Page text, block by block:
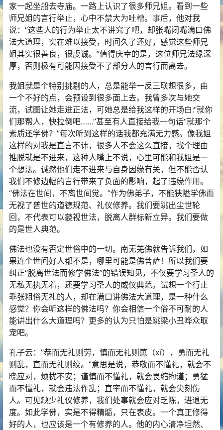
家一起坐船去寺庙。一路上认识了很多师兄姐。看到一些
师兄姐的言行举止，心中不禁大为吐槽。事后，他对我
说：“这些人的行为举止太不讲究了吧，却张嘴闭嘴满口佛
法大道理，实在难以接受，时间久了还好，感觉这些师兄
姐其实很善良，很虔诚。”值得庆幸的是，这位师兄法缘深
厚，否则极有可能因接受不了部分人的言行而离去。
我姐就是个特别挑剔的人，总是能举一反三联想很多，由
一个不好的点，会预设到很多面上去。我曾多次与她交
流，试图让她走进正法，可她总是给我这样的开场白:“就你
们那帮人，快拉倒吧……”甚至有人直接给我一句话“就那个
素质还学佛？”每次听到这样的话我都充满无力感。像我姐
这样的对我是直言不讳，很多人不会这么直接，找个理由
推脱就是不进来，这种人嘴上不说，心里可能和我姐是一
个想法。诚然他们走不进来与自身因缘有关，但不能否认
我们不修边幅的言行带来了负面的影响，起了违缘作用。
“佛法在世间，不离世间觉。”作为佛弟子，不能狭隘学佛而
无视了普世的道德规范、礼仪修养。我们要跳出尘世轮
回，不代表可以藐视世法，脱离人群标新立异。我们要做
的是世人典范。
佛法也没有否定世俗中的一切。南无羌佛就告诉我们，如
果连个世间好人都不是，哪里可能是佛菩萨！所以我们要
纠正“脱离世法而修学佛法”的错误知见，不仅要学习圣人的
无私无执无着，还要学习圣人的威仪典范。试想一个行止
乖张粗俗无礼的人，却在满口讲佛法大道理，是一种什么
感觉？你会听这样的佛法吗？你会相信一个俗不可耐的人
能讲出什么大道理吗？更多的认为只怕是跳梁小丑哗众取
宠吧。
孔子云：”恭而无礼则劳，慎而无礼则葸（xǐ），勇而无礼
则乱，直而无礼则绞。”意思是说，恭敬而不懂礼，就会不
晓应对，烦扰不安；谨慎而不懂礼，就会畏缩拘谨；勇猛
而不懂礼，就会违法作乱；直率而不懂礼，就会尖刻伤
人。可见缺少礼仪修养，我们处事就会应对乏陈，进退无
度。如此学佛，实是不得精髓，只在表皮。一个真正修得
好的人，也应该是一个有修养的人。他的内心清净坦然、